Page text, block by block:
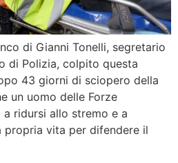
di Gianni Tonelli, segretario
di Polizia, colpito questa
43 giorni di sciopero della
un uomo delle Forze
a ridursi allo stremo e a
propria vita per difendere il